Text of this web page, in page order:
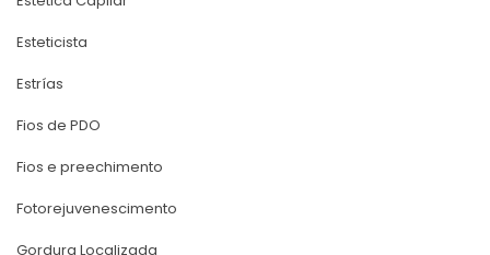
Esteticista
Estría
Fios de PDO
Fios e preechimento
Fotorejuvenescimento
Gordura Localizada